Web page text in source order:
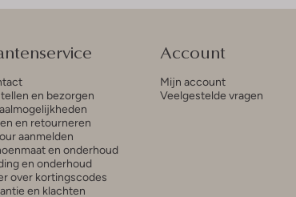
en bezorgen
en retourneren
aanmelden
en onderhoud
en onderhoud
over kortingscodes
en klachten
Account
Mijn account
Veelgestelde vragen